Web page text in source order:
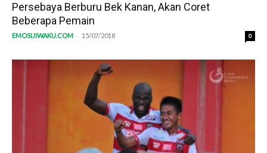
Persebaya Berburu Bek Kanan, Akan Coret
Beberapa Pemain
EMOSIJIWAKU.COM - 15/07/2018 0